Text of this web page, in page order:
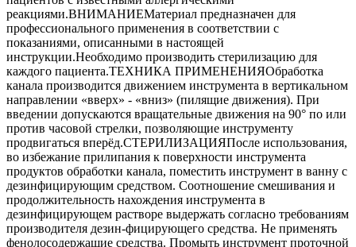
реакциями.ВНИМАНИЕМатериал предназначен для
профессионального применения в соответствии с
показаниями, описанными в настоящей
инструкции.Необходимо производить стерилизацию для
каждого пациента.ТЕХНИКА ПРИМЕНЕНИЯОбработка
канала производится движением инструмента в вертикальном
направлении «вверх» - «вниз» (пилящие движения). При
введении допускаются вращательные движения на 90° по или
против часовой стрелки, позволяющие инструменту
продвигаться вперёд.СТЕРИЛИЗАЦИЯПосле использования,
во избежание прилипания к поверхности инструмента
продуктов обработки канала, поместить инструмент в ванну с
дезинфицирующим средством. Соотношение смешивания и
продолжительность нахождения инструмента в
дезинфицирующем растворе выдержать согласно требованиям
производителя дезин-фицирующего средства. Не применять
фенолосодержащие средства. Промыть инструмент проточной